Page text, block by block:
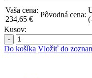
Vaša cena:
234,65 €
Pôvodná cena:
Kusov:
-
Do košíka Vložiť do